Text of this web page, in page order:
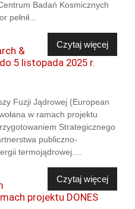
Badań Kosmicznych
Czytaj więcej
&
5 listopada 2025 r.
Fuzji Jądrowej (European
w ramach projektu
Strategicznego
publiczno-
termojądrowej....
Czytaj więcej
projektu DONES